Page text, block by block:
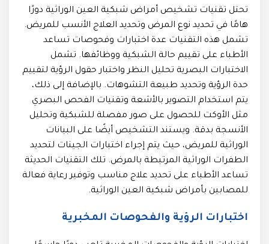
تحتل تقنيات تشخيص أمراض شبكية العين الوراثية دورًا
هامًا في تحديد نوع المرض وتحديد العلاج الأنسب للمريض.
تشمل هذه التقنيات عدة اختبارات وفحوصات تساعد
الأطباء على تقييم حالة الشبكية ووظائفها. تشمل
الاختبارات البصرية تحليل النظر واختبار حقول الرؤية لتقييم
حدة الرؤية وتحديد طبيعة التشوهات. بالإضافة إلى ذلك،
يتم استخدام التصوير بالأشعة وتقنيات الفحص البصري
مثل الأوكت للحصول على صور مفصلة للشبكية وتحليل
الأنسجة بدقة. ويستند التشخيص أيضًا على البيانات
الوراثية للمريض، حيث يتم إجراء اختبارات الجينات لتحديد
الطفرات الوراثية المرتبطة بالمرض. تلك التقنيات الحديثة
تساعد الأطباء على تحديد علاج مناسب وتوفير رعاية فعالة
للمصابين بأمراض شبكية العين الوراثية.
اختبارات الرؤية والفحوصات المخبرية